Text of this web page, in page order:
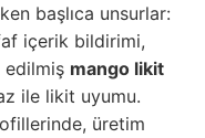
başlıca unsurlar:
içerik bildirimi,
edilmiş mango likit
ile likit uyumu.
üretim